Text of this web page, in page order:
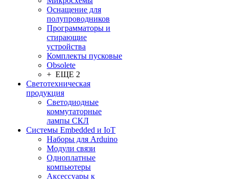
Оснащение для
полупроводников
Программаторы и
стирающие
устройства
Комплекты пусковые
Obsolete
+ ЕЩЕ 2
Светотехническая
продукция
Светодиодные
коммутаторные
лампы СКЛ
Системы Embedded и IoT
Наборы для Arduino
Модули связи
Одноплатные
компьютеры
Аксессуары к